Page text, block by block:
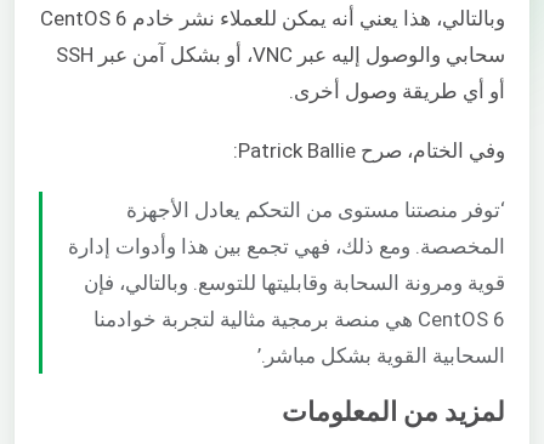
وبالتالي، هذا يعني أنه يمكن للعملاء نشر خادم CentOS 6
سحابي والوصول إليه عبر VNC، أو بشكل آمن عبر SSH
أو أي طريقة وصول أخرى.
وفي الختام، صرح Patrick Ballie:
‘توفر منصتنا مستوى من التحكم يعادل الأجهزة
المخصصة. ومع ذلك، فهي تجمع بين هذا وأدوات إدارة
قوية ومرونة السحابة وقابليتها للتوسع. وبالتالي، فإن
CentOS 6 هي منصة برمجية مثالية لتجربة خوادمنا
السحابية القوية بشكل مباشر.’
لمزيد من المعلومات